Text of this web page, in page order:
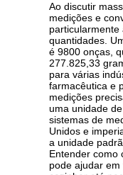
Ao discutir
medições e
quantidades.
é 9800 onças,
277.825,33
para várias
farmacêutica e
medições
uma unidade
sistemas de
Unidos e
a unidade
Entender como
pode ajudar